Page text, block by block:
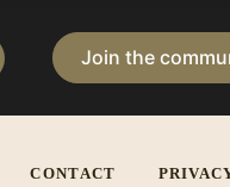
Join the
CONTACT